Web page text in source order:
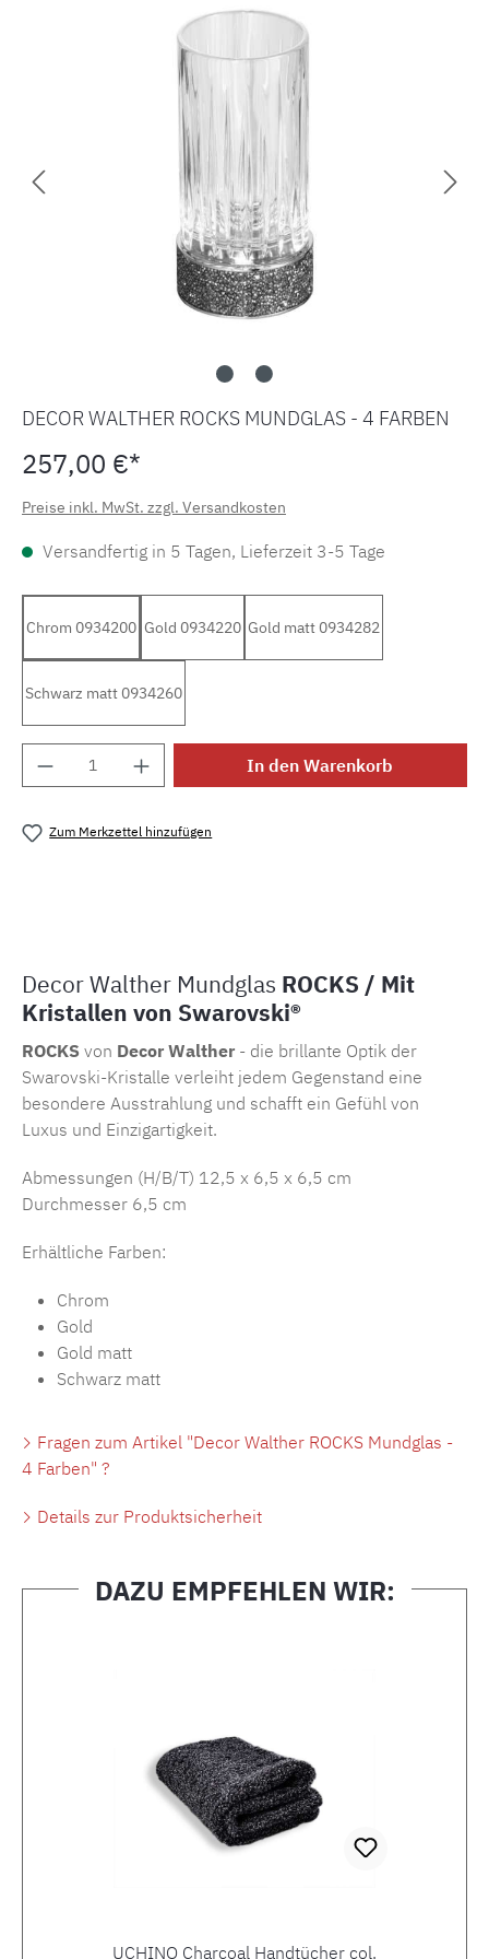
DECOR WALTHER ROCKS MUNDGLAS - 4 FARBEN
257,00 €*
Preise inkl. MwSt. zzgl. Versandkosten
Versandfertig in 5 Tagen, Lieferzeit 3-5 Tage
Chrom 0934200 Gold 0934220 Gold matt 0934282
Schwarz matt 0934260
Produkt Anzahl: Gib den gewünschten
In den Warenkorb
Zum Merkzettel hinzufügen
Decor Walther Mundglas ROCKS / Mit
Kristallen von Swarovski®
ROCKS von Decor Walther - die brillante Optik der
Swarovski-Kristalle verleiht jedem Gegenstand eine
besondere Ausstrahlung und schafft ein Gefühl von
Luxus und Einzigartigkeit.
Abmessungen (H/B/T) 12,5 x 6,5 x 6,5 cm
Durchmesser 6,5 cm
Erhältliche Farben:
Chrom
Gold
Gold matt
Schwarz matt
Fragen zum Artikel "Decor Walther ROCKS Mundglas -
4 Farben" ?
Details zur Produktsicherheit
DAZU EMPFEHLEN WIR:
UCHINO Charcoal Handtücher col.